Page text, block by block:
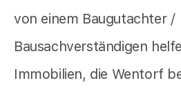
von einem Baugutachter /
Bausachverständigen
Immobilien, die Wentorf